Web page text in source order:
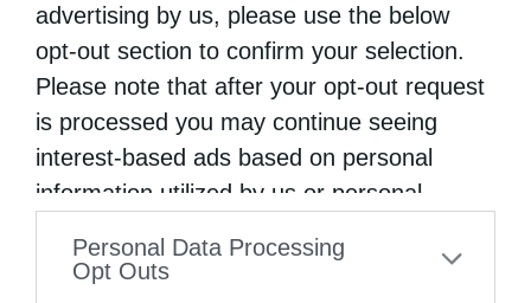
advertising by us, please use the below
opt-out section to confirm your selection.
Please note that after your opt-out request
is processed you may continue seeing
interest-based ads based on personal
information utilized by us or personal
to your opt-out. You may separately opt-out
Personal Data Processing
Opt Outs
σε αυξημένες ανάγκες. Και στα μέτρα αυτά –
όπως γίνεται σε όλες τις ευρωπαϊκές χώρες
– περιλαμβάνεται η προσωρινή μείωση
λειτουργιών των νοσοκομείων».
Ο κ. Πέτσας πρόσθεσε επίσης ότι «Σε κάθε
περίπτωση, όμως, συνεχίζονται κανονικά τα